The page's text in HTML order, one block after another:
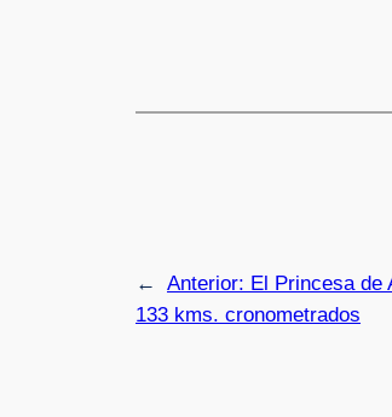
← Anterior: El Princesa de
133 kms. cronometrados